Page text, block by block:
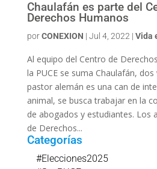
Chaulafán es parte del
Derechos Humanos
porCONEXION | Jul 4, 2022 | Vida
Al equipo del Centro de
la PUCE se suma Chaulafán,
pastor alemán es una can de
animal, se busca trabajar en la
de abogados y estudiantes. Los
de Derechos...
Categorías
#Elecciones2025